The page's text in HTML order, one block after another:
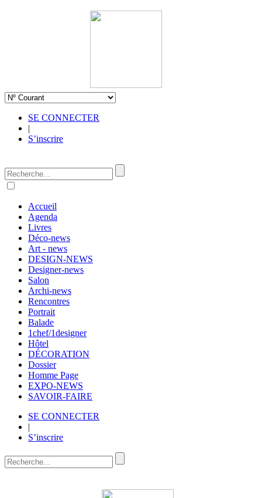
SE CONNECTER
|
S’inscrire
Accueil
Agenda
Livres
Déco-news
Art - news
DESIGN-NEWS
Designer-news
Salon
Archi-news
Rencontres
Portrait
Balade
1chef/1designer
Hôtel
DÉCORATION
Dossier
Homme Page
EXPO-NEWS
SAVOIR-FAIRE
SE CONNECTER
|
S’inscrire